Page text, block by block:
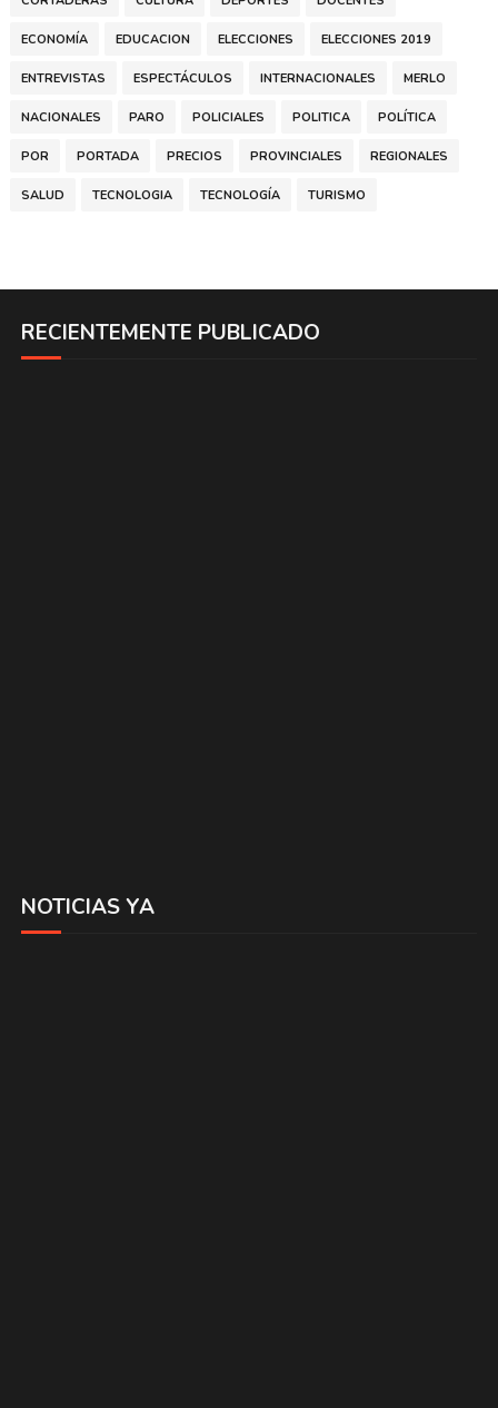
ECONOMÍA EDUCACION ELECCIONES ELECCIONES 2019
ENTREVISTAS ESPECTÁCULOS INTERNACIONALES MERLO
NACIONALES PARO POLICIALES POLITICA POLÍTICA
POR PORTADA PRECIOS PROVINCIALES REGIONALES
SALUD TECNOLOGIA TECNOLOGÍA TURISMO
RECIENTEMENTE PUBLICADO
NOTICIAS YA